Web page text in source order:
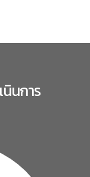
นการ